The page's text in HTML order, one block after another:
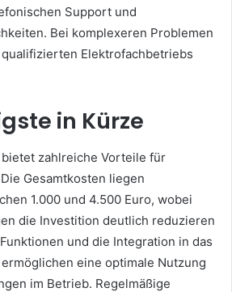
Support und
Bei komplexeren Problemen
Elektrofachbetriebs
in Kürze
zahlreiche Vorteile für
Gesamtkosten liegen
1.000 und 4.500 Euro, wobei
die Investition deutlich reduzieren
und die Integration in das
eine optimale Nutzung
im Betrieb. Regelmäßige